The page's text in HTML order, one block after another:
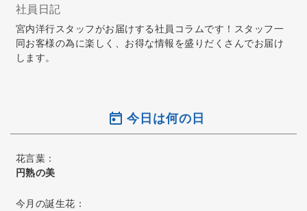
社員日記
宮内洋行スタッフがお届けする社員コラムです！スタッフ一
同お客様の為に楽しく、お得な情報を盛りだくさんでお届け
します。
今日は何の日
花言葉：
円熟の美
今月の誕生花：